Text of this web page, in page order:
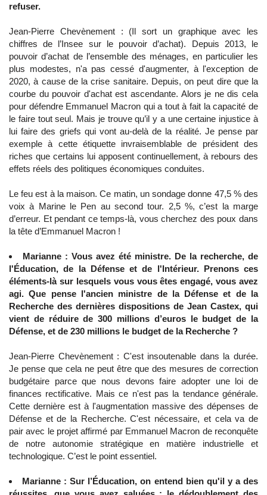
refuser.
Jean-Pierre Chevènement : (Il sort un graphique avec les
chiffres de l’Insee sur le pouvoir d’achat). Depuis 2013, le
pouvoir d’achat de l’ensemble des ménages, en particulier les
plus modestes, n'a pas cessé d'augmenter, à l'exception de
2020, à cause de la crise sanitaire. Depuis, on peut dire que la
courbe du pouvoir d'achat est ascendante. Alors je ne dis cela
pour défendre Emmanuel Macron qui a tout à fait la capacité de
le faire tout seul. Mais je trouve qu’il y a une certaine injustice à
lui faire des griefs qui vont au-delà de la réalité. Je pense par
exemple à cette étiquette invraisemblable de président des
riches que certains lui apposent continuellement, à rebours des
effets réels des politiques économiques conduites.
Le feu est à la maison. Ce matin, un sondage donne 47,5 % des
voix à Marine le Pen au second tour. 2,5 %, c’est la marge
d’erreur. Et pendant ce temps-là, vous cherchez des poux dans
la tête d’Emmanuel Macron !
Marianne : Vous avez été ministre. De la recherche, de
l'Éducation, de la Défense et de l'Intérieur. Prenons ces
éléments-là sur lesquels vous vous êtes engagé, vous avez
agi. Que pense l'ancien ministre de la Défense et de la
Recherche des dernières dispositions de Jean Castex, qui
vient de réduire de 300 millions d’euros le budget de la
Défense, et de 230 millions le budget de la Recherche ?
Jean-Pierre Chevènement : C'est insoutenable dans la durée.
Je pense que cela ne peut être que des mesures de correction
budgétaire parce que nous devons faire adopter une loi de
finances rectificative. Mais ce n'est pas la tendance générale.
Cette dernière est à l'augmentation massive des dépenses de
Défense et de la Recherche. C'est nécessaire, et cela va de
pair avec le projet affirmé par Emmanuel Macron de reconquête
de notre autonomie stratégique en matière industrielle et
technologique. C’est le point essentiel.
Marianne : Sur l’Éducation, on entend bien qu'il y a des